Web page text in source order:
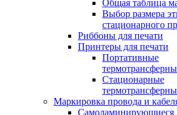
Общая таблица
Выбор размера
стационарного
Риббоны для печати
Принтеры для печати
Портативные
Стационарные
Маркировка провода и
Самоламинирующиеся